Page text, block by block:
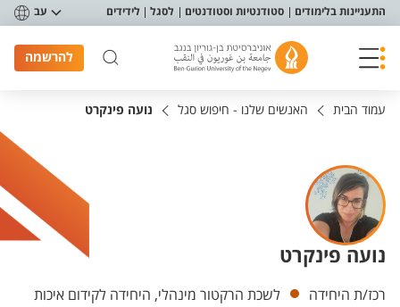
תפריט נגישות
התעניינות בלימודים סטודנטיות וסטודנטים לסגל לידידים עב
להרשמה
עמוד הבית האנשים שלנו - חיפוש סגל נועה פינקרט
נועה פינקרט
יחידות
רכז/ת היחידה
לשכת הרקטור מינהלי, היחידה לקידום איכות